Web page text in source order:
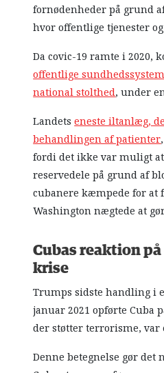
fornødenheder på grund
hvor offentlige tjenester
Da covic-19 ramte i 2020,
offentlige sundhedssystem
national stolthed, under
Landetseneste iltanlæg,
behandlingen af patienter
fordi det ikke var muligt
reservedele på grund af
cubanere kæmpede for at
Washington nægtede at
Cubas reaktion
krise
Trumps sidste handling i
januar 2021 opførte Cuba
der støtter terrorisme, var
Denne betegnelse gør